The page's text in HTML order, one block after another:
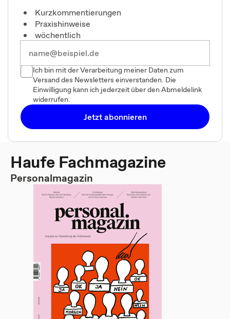
Kurzkommentierungen
Praxishinweise
wöchentlich
Ich bin mit der Verarbeitung meiner Daten zum
Versand des Newsletters einverstanden. Die
Einwilligung kann ich jederzeit über den Abmeldelink
widerrufen.
Jetzt abonnieren
Haufe Fachmagazine
Personalmagazin